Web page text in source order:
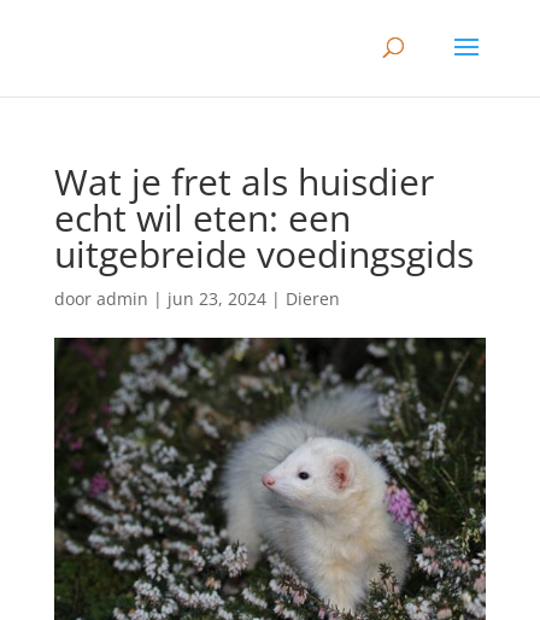
Wat je fret als huisdier
echt wil eten: een
uitgebreide voedingsgids
door admin | jun 23, 2024| Dieren